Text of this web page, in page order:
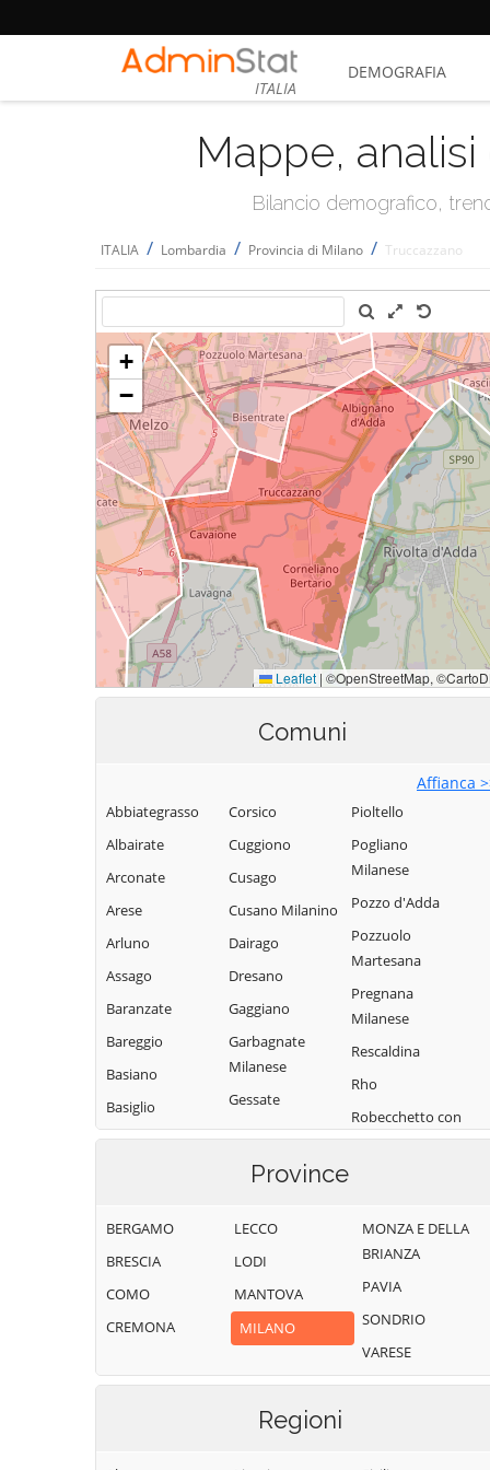
ITALIA
DEMOGRAFIA
Mappe,
Bilancio demografico,
ITALIA / Lombardia / Provincia di Milano / Truccazzano
Comuni
Affianca
Abbiategrasso
Albairate
Arconate
Arese
Arluno
Assago
Baranzate
Bareggio
Basiano
Basiglio
Bellinzago
Besate
Binasco
Boffalora sopra
Ticino
Bresso
Corsico
Cuggiono
Cusago
Cusano Milanino
Dairago
Dresano
Gaggiano
Garbagnate
Milanese
Gessate
Gorgonzola
Grezzago
Inveruno
Inzago
Lacchiarella
Lainate
Locate di Triulzi
Pioltello
Pogliano
Milanese
Pozzo d'Adda
Pozzuolo
Martesana
Pregnana
Milanese
Rescaldina
Rho
Robecchetto con
Induno
Rodano
Rosate
Rozzano
San Colombano
al Lambro
San Donato
Province
BERGAMO
BRESCIA
COMO
CREMONA
LECCO
LODI
MANTOVA
MILANO
MONZA E DELLA
BRIANZA
PAVIA
SONDRIO
VARESE
Regioni